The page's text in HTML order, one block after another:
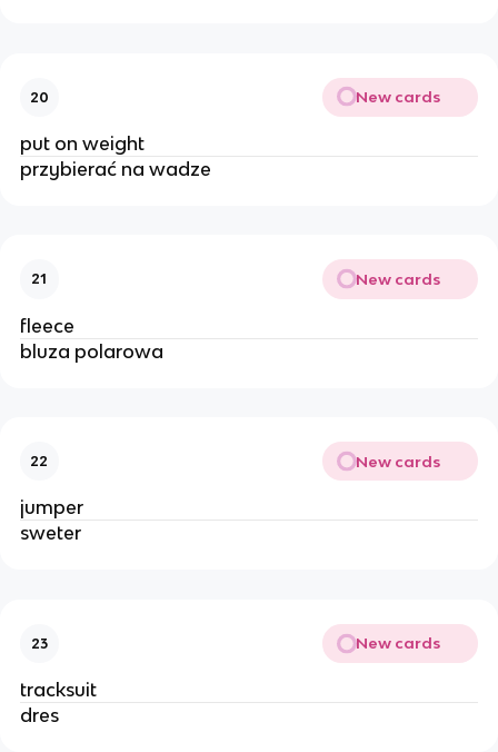
20 New cards
put on weight
przybierać na wadze
21 New cards
fleece
bluza polarowa
22 New cards
jumper
sweter
23 New cards
tracksuit
dres